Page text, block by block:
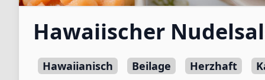
Hawaiischer
Hawaiianisch Beilage Herzhaft